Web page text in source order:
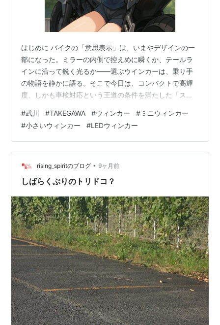
はじめに バイクの「意思表示」は、いまやデザインの一
部になった。ミラーの内側で控えめに瞬くか、テールラ
インに沿って鋭く光るか——選ぶウインカーは、乗り手
の物語を静かに語る。そこで今日は、コンパクトで高輝
度、しかも車検対応という王道の条件を満たした「スト
は極小サイズのカスタムが流行する一方で、保安基準を
クリアしていない輸入品が混じる現状もあり、合法・高
品位・景観の三拍子が“今の時代”の正解になりつつある。
はじめに ストリームラインミニLEDウインカーの概要 メ
リット デメリット 私見のまとめと面白みのある考察 ま
とめの感想 リンク
#武川 #TAKEGAWA #ウィンカー #ミニウィンカー
#小さいウィンカー #LEDウィンカー
rising_spiritのブログ • 9ヶ月前
しばらくぶりのトリドコ？